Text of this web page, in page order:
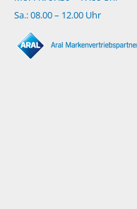
Sa.: 08.00 – 12.00 Uhr